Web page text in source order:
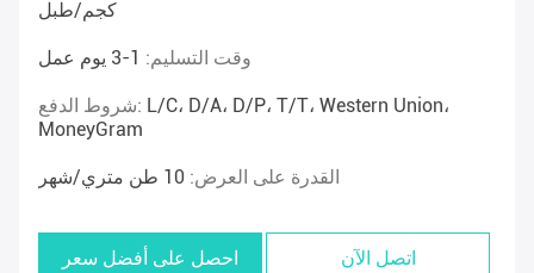
كجم/طبل
وقت التسليم: 1-3 يوم عمل
شروط الدفع: L/C، D/A، D/P، T/T، Western Union،
MoneyGram
القدرة على العرض: 10 طن متري/شهر
احصل على أفضل سعر اتصل الآن